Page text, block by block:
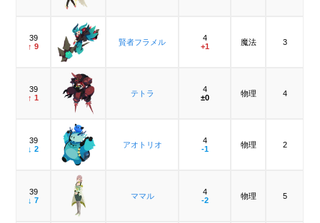
39
↑ 9
賢者フラメル
4
+1
魔法 3
39
↑ 1
テトラ
4
±0
物理 4
39
↓ 2
アオトリオ
4
-1
物理 2
39
↓ 7
ママル
4
-2
物理 5